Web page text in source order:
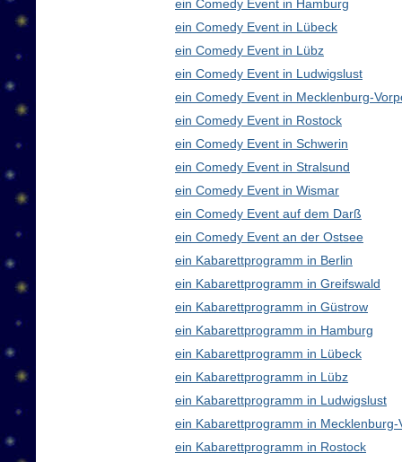
ein Comedy Event in Hamburg
ein Comedy Event in Lübeck
ein Comedy Event in Lübz
ein Comedy Event in Ludwigslust
ein Comedy Event in Mecklenburg-
ein Comedy Event in Rostock
ein Comedy Event in Schwerin
ein Comedy Event in Stralsund
ein Comedy Event in Wismar
ein Comedy Event auf dem Darß
ein Comedy Event an der Ostsee
ein Kabarettprogramm in Berlin
ein Kabarettprogramm in Greifswald
ein Kabarettprogramm in Güstrow
ein Kabarettprogramm in Hamburg
ein Kabarettprogramm in Lübeck
ein Kabarettprogramm in Lübz
ein Kabarettprogramm in Ludwigslust
ein Kabarettprogramm in
ein Kabarettprogramm in Rostock